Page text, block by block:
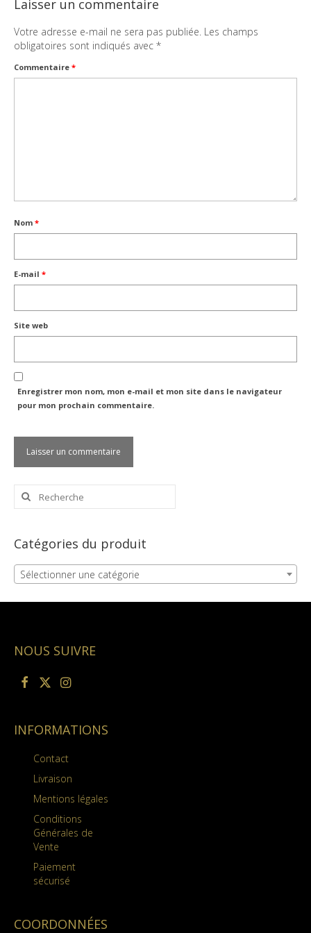
Laisser un commentaire
Votre adresse e-mail ne sera pas publiée. Les champs
obligatoires sont indiqués avec *
Commentaire *
Nom *
E-mail *
Site web
Enregistrer mon nom, mon e-mail et mon site dans le navigateur
pour mon prochain commentaire.
Rechercher
Catégories du produit
Sélectionner une catégorie
NOUS SUIVRE
INFORMATIONS
Contact
Livraison
Mentions légales
Conditions
Générales de
Vente
Paiement
sécurisé
COORDONNÉES